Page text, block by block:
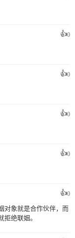
👍0
👍0
👍0
👍0
👍0
对象就是合作伙伴，而
绝联姻。